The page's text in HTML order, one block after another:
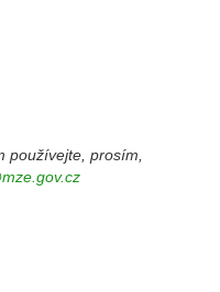
používejte, prosím,